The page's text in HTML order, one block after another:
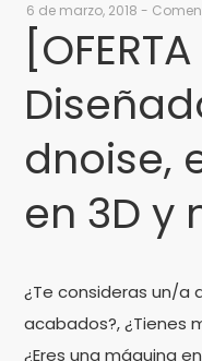
6 de marzo, 2018 -
dnoise,
en 3D y
¿Te consideras un/a
acabados?, ¿Tienes
¿Eres una máquina